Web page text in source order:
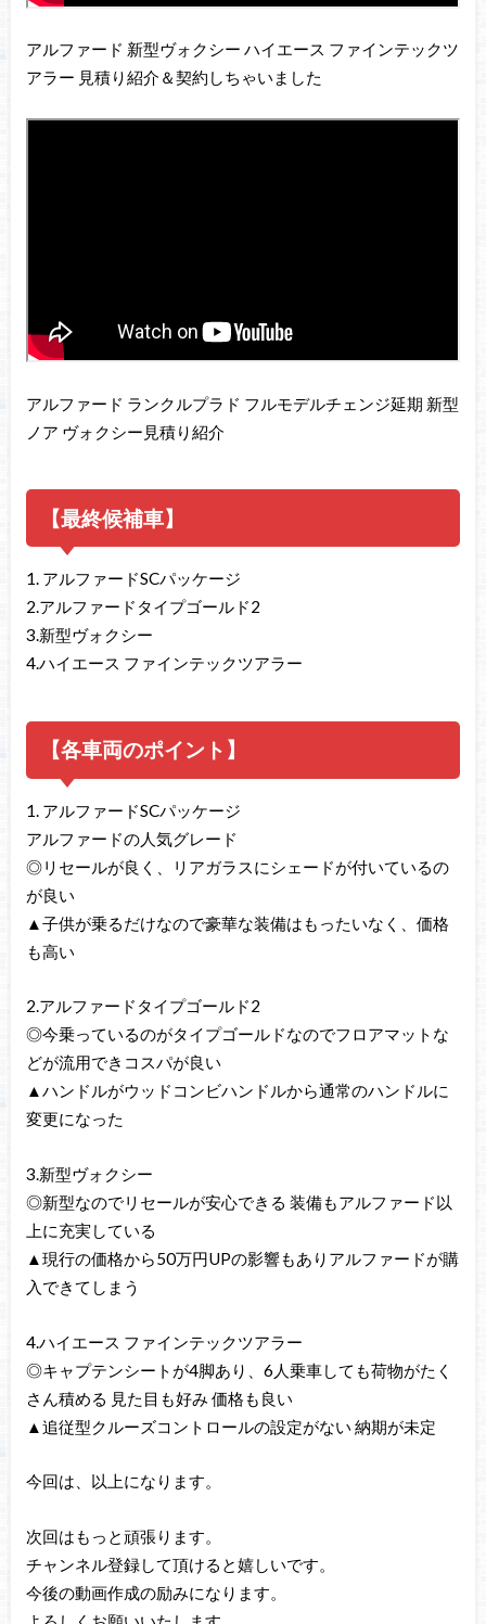
アルファード 新型ヴォクシー ハイエース ファインテックツ
アラー 見積り紹介＆契約しちゃいました
アルファード ランクルプラド フルモデルチェンジ延期 新型
ノア ヴォクシー見積り紹介
【最終候補車】
1. アルファードSCパッケージ
2.アルファードタイプゴールド2
3.新型ヴォクシー
4.ハイエース ファインテックツアラー
【各車両のポイント】
1. アルファードSCパッケージ
アルファードの人気グレード
◎リセールが良く、リアガラスにシェードが付いているの
が良い
▲子供が乗るだけなので豪華な装備はもったいなく、価格
も高い
2.アルファードタイプゴールド2
◎今乗っているのがタイプゴールドなのでフロアマットな
どが流用できコスパが良い
▲ハンドルがウッドコンビハンドルから通常のハンドルに
変更になった
3.新型ヴォクシー
◎新型なのでリセールが安心できる 装備もアルファード以
上に充実している
▲現行の価格から50万円UPの影響もありアルファードが購
入できてしまう
4.ハイエース ファインテックツアラー
◎キャプテンシートが4脚あり、6人乗車しても荷物がたく
さん積める 見た目も好み 価格も良い
▲追従型クルーズコントロールの設定がない 納期が未定
今回は、以上になります。
次回はもっと頑張ります。
チャンネル登録して頂けると嬉しいです。
今後の動画作成の励みになります。